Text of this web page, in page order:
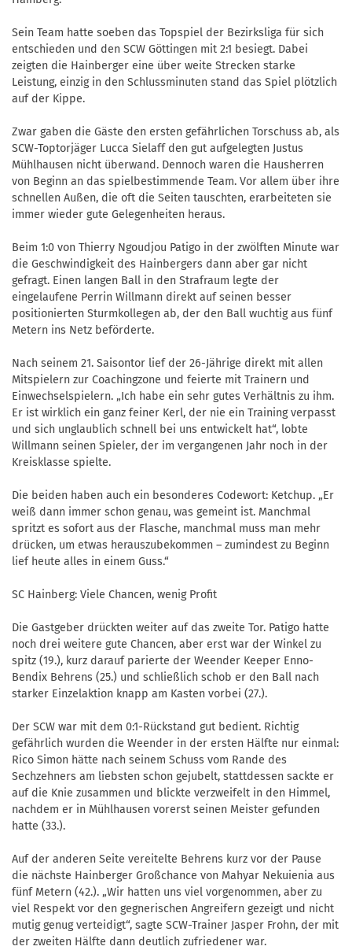
Sein Team hatte soeben das Topspiel der Bezirksliga für sich
entschieden und den SCW Göttingen mit 2:1 besiegt. Dabei
zeigten die Hainberger eine über weite Strecken starke
Leistung, einzig in den Schlussminuten stand das Spiel plötzlich
auf der Kippe.
Zwar gaben die Gäste den ersten gefährlichen Torschuss ab, als
SCW-Toptorjäger Lucca Sielaff den gut aufgelegten Justus
Mühlhausen nicht überwand. Dennoch waren die Hausherren
von Beginn an das spielbestimmende Team. Vor allem über ihre
schnellen Außen, die oft die Seiten tauschten, erarbeiteten sie
immer wieder gute Gelegenheiten heraus.
Beim 1:0 von Thierry Ngoudjou Patigo in der zwölften Minute war
die Geschwindigkeit des Hainbergers dann aber gar nicht
gefragt. Einen langen Ball in den Strafraum legte der
eingelaufene Perrin Willmann direkt auf seinen besser
positionierten Sturmkollegen ab, der den Ball wuchtig aus fünf
Metern ins Netz beförderte.
Nach seinem 21. Saisontor lief der 26-Jährige direkt mit allen
Mitspielern zur Coachingzone und feierte mit Trainern und
Einwechselspielern. „Ich habe ein sehr gutes Verhältnis zu ihm.
Er ist wirklich ein ganz feiner Kerl, der nie ein Training verpasst
und sich unglaublich schnell bei uns entwickelt hat“, lobte
Willmann seinen Spieler, der im vergangenen Jahr noch in der
Kreisklasse spielte.
Die beiden haben auch ein besonderes Codewort: Ketchup. „Er
weiß dann immer schon genau, was gemeint ist. Manchmal
spritzt es sofort aus der Flasche, manchmal muss man mehr
drücken, um etwas herauszubekommen – zumindest zu Beginn
lief heute alles in einem Guss.“
SC Hainberg: Viele Chancen, wenig Profit
Die Gastgeber drückten weiter auf das zweite Tor. Patigo hatte
noch drei weitere gute Chancen, aber erst war der Winkel zu
spitz (19.), kurz darauf parierte der Weender Keeper Enno-
Bendix Behrens (25.) und schließlich schob er den Ball nach
starker Einzelaktion knapp am Kasten vorbei (27.).
Der SCW war mit dem 0:1-Rückstand gut bedient. Richtig
gefährlich wurden die Weender in der ersten Hälfte nur einmal:
Rico Simon hätte nach seinem Schuss vom Rande des
Sechzehners am liebsten schon gejubelt, stattdessen sackte er
auf die Knie zusammen und blickte verzweifelt in den Himmel,
nachdem er in Mühlhausen vorerst seinen Meister gefunden
hatte (33.).
Auf der anderen Seite vereitelte Behrens kurz vor der Pause
die nächste Hainberger Großchance von Mahyar Nekuienia aus
fünf Metern (42.). „Wir hatten uns viel vorgenommen, aber zu
viel Respekt vor den gegnerischen Angreifern gezeigt und nicht
mutig genug verteidigt“, sagte SCW-Trainer Jasper Frohn, der mit
der zweiten Hälfte dann deutlich zufriedener war.